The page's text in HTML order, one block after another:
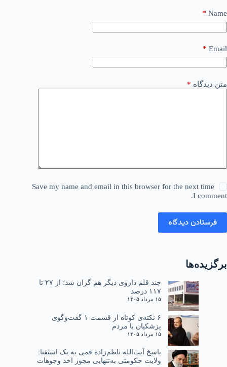
Name
*
Email
*
متن دیدگاه *
Save my name and email in this browser for the next time
I comment.
فرستادن دیدگاه
برگزیده‌ها
چند قلم داروی دیگر هم گران شد؛ از ۲۷ تا
۱۱۷ درصد
۱۵ مرداد ۱۴۰۵
۶ نکته‌ی کوتاه از قسمت ۱ گفت‌وگوی
پزشکیان با مردم
۱۵ مرداد ۱۴۰۵
پاسخ آیت‌الله ناظم‌زاده قمی به یک استفتا:
ولایت حکومتی به‌تنهایی مجوز اخذ وجوهات